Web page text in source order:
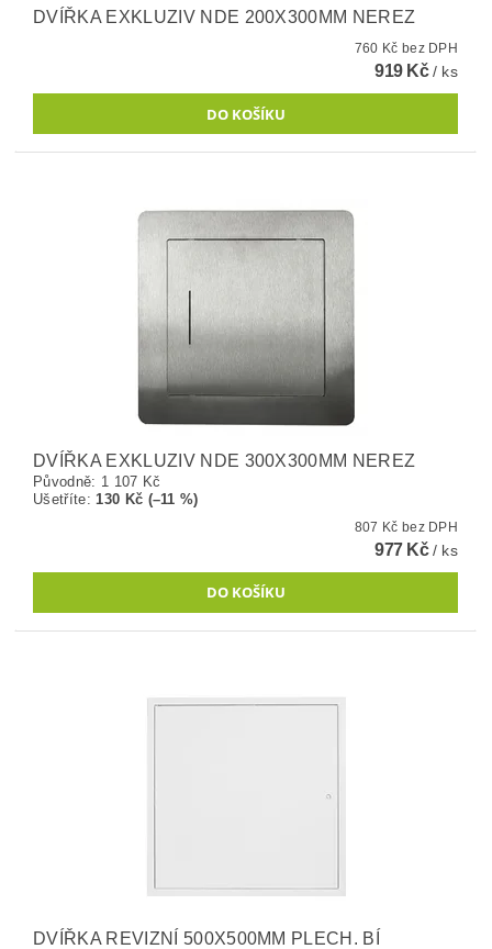
DVÍŘKA EXKLUZIV NDE 200X300MM NEREZ
760 Kč bez DPH
919 Kč/ ks
DVÍŘKA EXKLUZIV NDE 300X300MM NEREZ
Původně: 1 107 Kč
Ušetříte: 130 Kč (–11 %)
807 Kč bez DPH
977 Kč/ ks
DVÍŘKA REVIZNÍ 500X500MM PLECH. BÍ